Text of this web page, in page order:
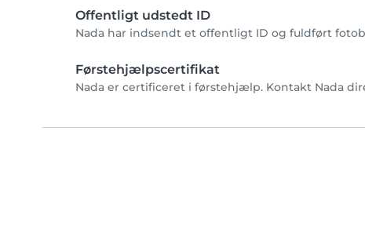
Offentligt udstedt ID
Nada har indsendt et offentligt ID og fuldført
Førstehjælpscertifikat
Nada er certificeret i førstehjælp. Kontakt Nada